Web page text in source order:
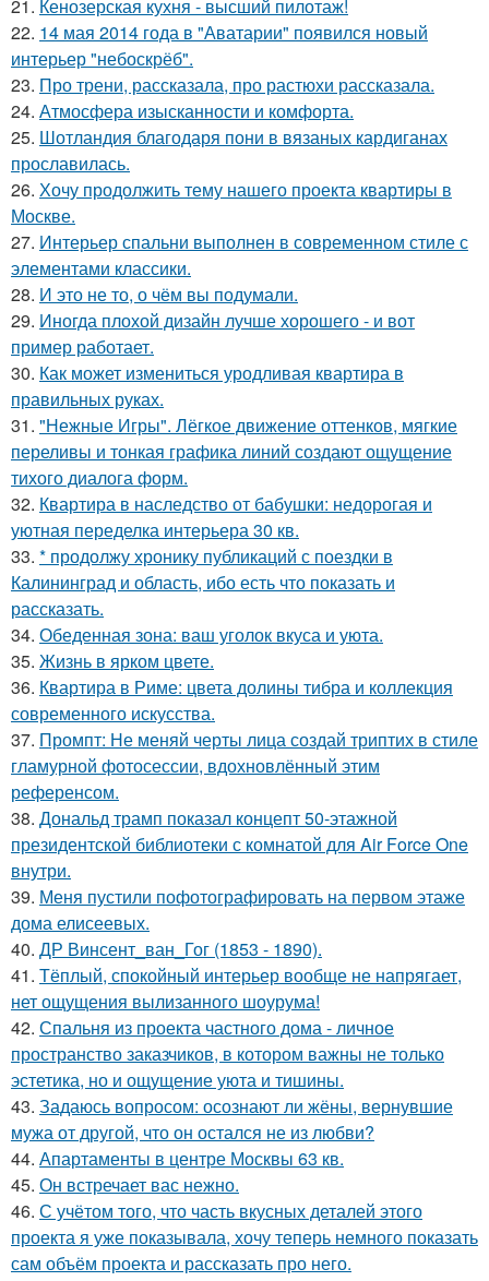
21. Кенозерская кухня - высший пилотаж!
22. 14 мая 2014 года в "Аватарии" появился новый
интерьер "небоскрёб".
23. Про трени, рассказала, про растюхи рассказала.
24. Атмосфера изысканности и комфорта.
25. Шотландия благодаря пони в вязаных кардиганах
прославилась.
26. Хочу продолжить тему нашего проекта квартиры в
Москве.
27. Интерьер спальни выполнен в современном стиле с
элементами классики.
28. И это не то, о чём вы подумали.
29. Иногда плохой дизайн лучше хорошего - и вот
пример работает.
30. Как может измениться уродливая квартира в
правильных руках.
31. "Нежные Игры". Лёгкое движение оттенков, мягкие
переливы и тонкая графика линий создают ощущение
тихого диалога форм.
32. Квартира в наследство от бабушки: недорогая и
уютная переделка интерьера 30 кв.
33. * продолжу хронику публикаций с поездки в
Калининград и область, ибо есть что показать и
рассказать.
34. Обеденная зона: ваш уголок вкуса и уюта.
35. Жизнь в ярком цвете.
36. Квартира в Риме: цвета долины тибра и коллекция
современного искусства.
37. Промпт: Не меняй черты лица создай триптих в стиле
гламурной фотосессии, вдохновлённый этим
референсом.
38. Дональд трамп показал концепт 50-этажной
президентской библиотеки с комнатой для Air Force One
внутри.
39. Меня пустили пофотографировать на первом этаже
дома елисеевых.
40. ДР Винсент_ван_Гог (1853 - 1890).
41. Тёплый, спокойный интерьер вообще не напрягает,
нет ощущения вылизанного шоурума!
42. Спальня из проекта частного дома - личное
пространство заказчиков, в котором важны не только
эстетика, но и ощущение уюта и тишины.
43. Задаюсь вопросом: осознают ли жёны, вернувшие
мужа от другой, что он остался не из любви?
44. Апартаменты в центре Москвы 63 кв.
45. Он встречает вас нежно.
46. С учётом того, что часть вкусных деталей этого
проекта я уже показывала, хочу теперь немного показать
сам объём проекта и рассказать про него.